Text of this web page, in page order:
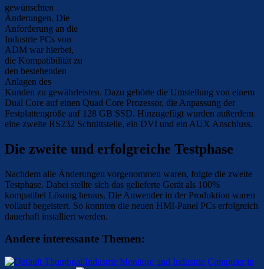
gewünschten
Änderungen. Die
Anforderung an die
Industrie PCs von
ADM war hierbei,
die Kompatibilität zu
den bestehenden
Anlagen des
Kunden zu gewährleisten. Dazu gehörte die Umstellung von einem
Dual Core auf einen Quad Core Prozessor, die Anpassung der
Festplattengröße auf 128 GB SSD. Hinzugefügt wurden außerdem
eine zweite RS232 Schnittstelle, ein DVI und ein AUX Anschluss.
Die zweite und erfolgreiche Testphase
Nachdem alle Änderungen vorgenommen waren, folgte die zweite
Testphase. Dabei stellte sich das gelieferte Gerät als 100%
kompatibel Lösung heraus. Die Anwender in der Produktion waren
vollauf begeistert. So konnten die neuen HMI-Panel PCs erfolgreich
dauerhaft installiert werden.
Andere interessante Themen:
Industrie Monitore und Industrie Computer in